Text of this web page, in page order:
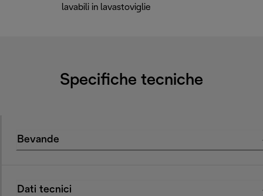
lavabili in lavastoviglie
Specifiche tecniche
Bevande
Dati tecnici